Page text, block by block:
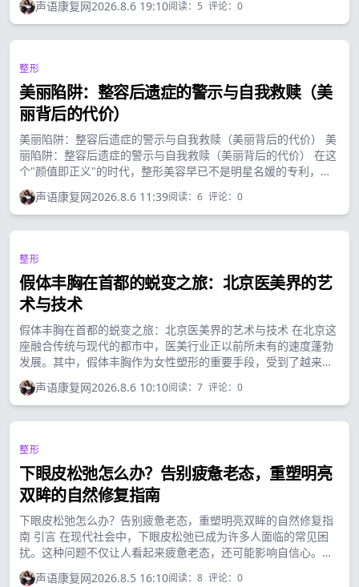
言、网红推荐，似乎只要走进手术室，就能获得梦寐以求的完美
形象。...
声语康复网2026.8.6 19:10阅读： 5 评论： 0
整形
美丽陷阱：整容后遗症的警示与自我救赎（美
丽背后的代价）
美丽陷阱：整容后遗症的警示与自我救赎（美丽背后的代价） 美
丽陷阱：整容后遗症的警示与自我救赎（美丽背后的代价） 在这
个"颜值即正义"的时代，整形美容早已不是明星名媛的专利，而
是逐渐走进了寻常百姓的生活。双眼皮手术、隆鼻、削骨、填充
玻尿酸...各种各样的整形项目琳琅满目，满足着人们对美的无尽
追求。...
声语康复网2026.8.6 11:39阅读： 6 评论： 0
整形
假体丰胸在首都的蜕变之旅：北京医美界的艺
术与技术
假体丰胸在首都的蜕变之旅：北京医美界的艺术与技术 在北京这
座融合传统与现代的都市中，医美行业正以前所未有的速度蓬勃
发展。其中，假体丰胸作为女性塑形的重要手段，受到了越来越
多求美者的青睐。本文将深入探讨北京假体丰胸的发展历程、技
术特点、专家见解以及未来趋势，为您呈现一幅全面的假体丰胸
图景。...
声语康复网2026.8.6 10:10阅读： 7 评论： 0
整形
下眼皮松弛怎么办？告别疲惫老态，重塑明亮
双眸的自然修复指南
下眼皮松弛怎么办？告别疲惫老态，重塑明亮双眸的自然修复指
南 引言 在现代社会中，下眼皮松弛已成为许多人面临的常见困
扰。这种问题不仅让人看起来疲惫老态，还可能影响自信心。你
是否照镜子时发现，下眼皮逐渐下垂，让人看起来比实际年龄更
声语康复网2026.8.5 16:10阅读： 8 评论： 0